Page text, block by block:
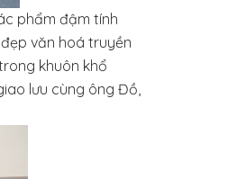
phẩm đậm tính
văn hoá truyền
khuôn khổ
lưu cùng ông Đồ,